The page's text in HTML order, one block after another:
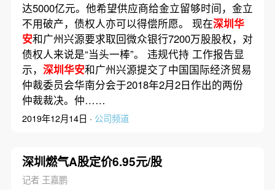
达5000亿元。他希望供应商给金立留够时间，金立
不用破产，债权人亦可以得偿所愿。 现在深圳华
安和广州兴源要求取回微众银行7200万股股权，对
债权人来说是“当头一棒”。 违规代持 工作报告显
示， 深圳华安和广州兴源提交了中国国际经济贸易
仲裁委员会华南分会于2018年2月2日作出的两份
仲裁裁决。仲……
2019年12月14日 · 公司频道
深圳燃气A股定价6.95元/股
记者 王嘉鹏